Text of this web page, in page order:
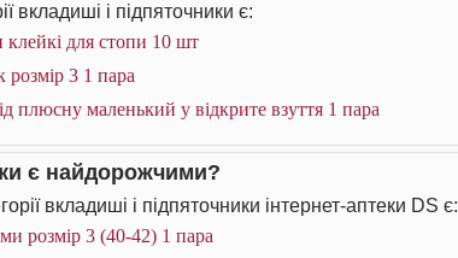
вкладиші і підпяточники є:
для стопи 10 шт
3 1 пара
плюсну маленький у відкрите взуття 1 пара
є найдорожчими?
вкладиші і підпяточники інтернет-аптеки DS є:
розмір 3 (40-42) 1 пара